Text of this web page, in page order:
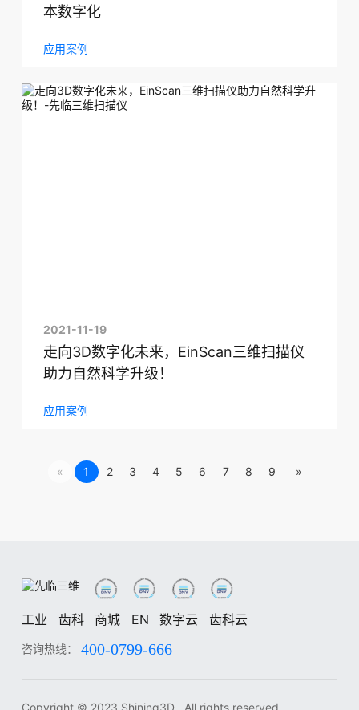
中 EN DE ES FR IT RU KO JA
本数字化
应用案例
2021-11-19
走向3D数字化未来，EinScan三维扫描仪
助力自然科学升级！
应用案例
« 1 2 3 4 5 6 7 8 9 »
工业 齿科 商城 EN 数字云 齿科云
咨询热线： 400-0799-666
Copyright © 2023 Shining3D , All rights reserved.